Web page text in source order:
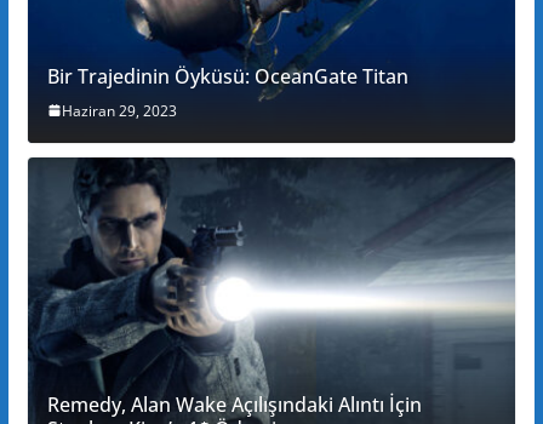
Bir Trajedinin Öyküsü: OceanGate Titan
Haziran 29, 2023
Remedy, Alan Wake Açılışındaki Alıntı İçin